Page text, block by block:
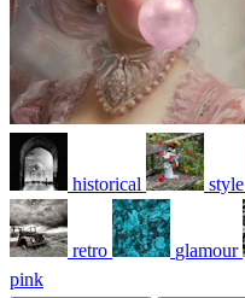
historical style
retro glamour
pink